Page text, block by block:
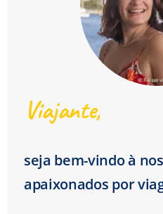
Viajante,
seja bem-vindo à
apaixonados por